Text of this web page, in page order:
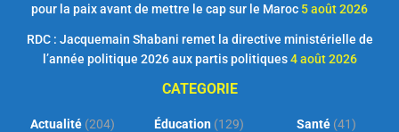
pour la paix avant de mettre le cap sur le Maroc 5 août 2026
RDC : Jacquemain Shabani remet la directive ministérielle de
l’année politique 2026 aux partis politiques 4 août 2026
CATEGORIE
Actualité(204)
Éducation (129)
Santé (41)